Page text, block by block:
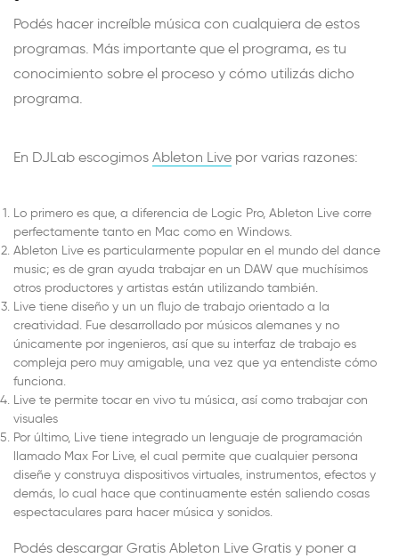
Podés hacer increíble música con cualquiera de estos
programas. Más importante que el programa, es tu
conocimiento sobre el proceso y cómo utilizás dicho
programa.
En DJLab escogimos Ableton Live por varias razones:
Lo primero es que, a diferencia de Logic Pro, Ableton Live corre
perfectamente tanto en Mac como en Windows.
Ableton Live es particularmente popular en el mundo del dance
music; es de gran ayuda trabajar en un DAW que muchísimos
otros productores y artistas están utilizando también.
Live tiene diseño y un un flujo de trabajo orientado a la
creatividad. Fue desarrollado por músicos alemanes y no
únicamente por ingenieros, así que su interfaz de trabajo es
compleja pero muy amigable, una vez que ya entendiste cómo
funciona.
Live te permite tocar en vivo tu música, así como trabajar con
visuales
Por último, Live tiene integrado un lenguaje de programación
llamado Max For Live, el cual permite que cualquier persona
diseñe y construya dispositivos virtuales, instrumentos, efectos y
demás, lo cual hace que continuamente estén saliendo cosas
espectaculares para hacer música y sonidos.
Podés descargar Gratis Ableton Live Gratis y poner a